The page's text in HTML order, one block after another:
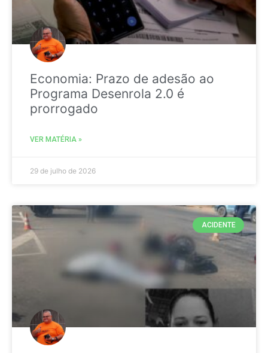
Economia: Prazo de adesão ao
Programa Desenrola 2.0 é
prorrogado
VER MATÉRIA »
29 de julho de 2026
ACIDENTE